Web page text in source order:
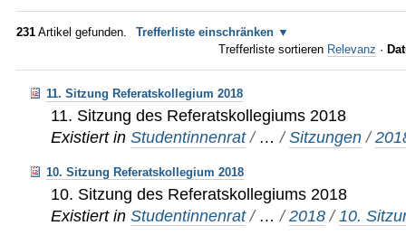
231 Artikel gefunden.
Trefferliste einschränken
Trefferliste sortieren Relevanz ·
11. Sitzung Referatskollegium 2018
11. Sitzung des Referatskollegiums 2018
Existiert in Studentinnenrat / …/Sitzungen /
10. Sitzung Referatskollegium 2018
10. Sitzung des Referatskollegiums 2018
Existiert in Studentinnenrat / …/2018 /10.